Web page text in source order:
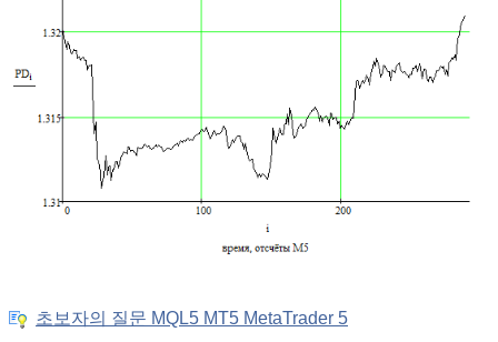
초보자의 질문 MQL5 MT5 MetaTrader 5